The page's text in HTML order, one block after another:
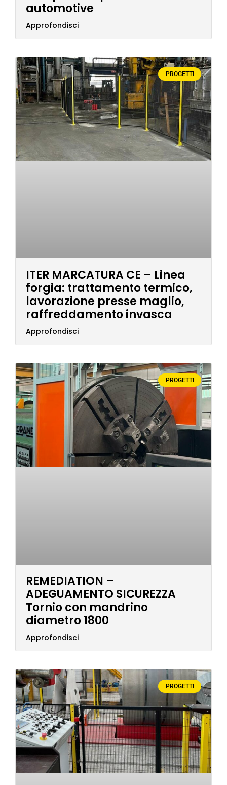
automotive
Approfondisci
PROGETTI
ITER MARCATURA CE – Linea
forgia: trattamento termico,
lavorazione presse maglio,
raffreddamento invasca
Approfondisci
PROGETTI
REMEDIATION –
ADEGUAMENTO SICUREZZA
Tornio con mandrino
diametro 1800
Approfondisci
PROGETTI